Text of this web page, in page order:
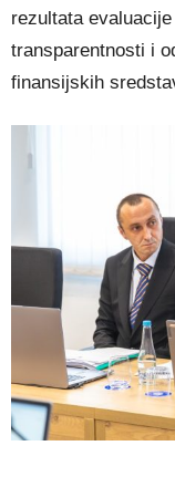
rezultata
transparentnosti i
finansijskih